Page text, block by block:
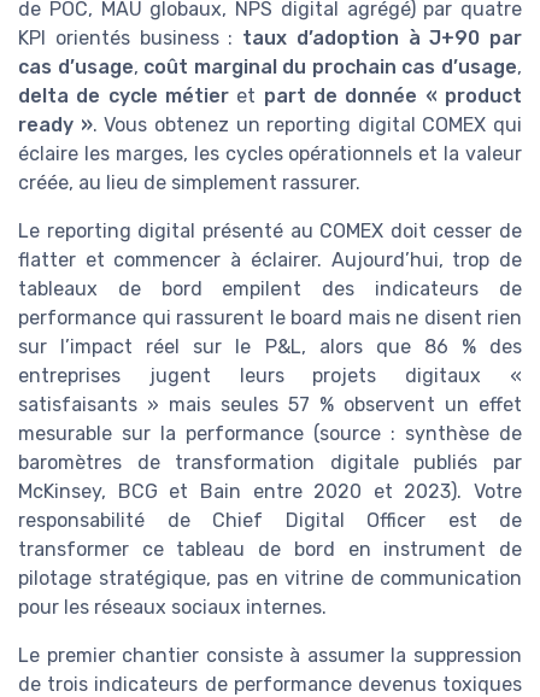
de POC, MAU globaux, NPS digital agrégé) par quatre
KPI orientés business : taux d’adoption à J+90 par
cas d’usage, coût marginal du prochain cas d’usage,
delta de cycle métier et part de donnée « product
ready ». Vous obtenez un reporting digital COMEX qui
éclaire les marges, les cycles opérationnels et la valeur
créée, au lieu de simplement rassurer.
Le reporting digital présenté au COMEX doit cesser de
flatter et commencer à éclairer. Aujourd’hui, trop de
tableaux de bord empilent des indicateurs de
performance qui rassurent le board mais ne disent rien
sur l’impact réel sur le P&L, alors que 86 % des
entreprises jugent leurs projets digitaux «
satisfaisants » mais seules 57 % observent un effet
mesurable sur la performance (source : synthèse de
baromètres de transformation digitale publiés par
McKinsey, BCG et Bain entre 2020 et 2023). Votre
responsabilité de Chief Digital Officer est de
transformer ce tableau de bord en instrument de
pilotage stratégique, pas en vitrine de communication
pour les réseaux sociaux internes.
Le premier chantier consiste à assumer la suppression
de trois indicateurs de performance devenus toxiques